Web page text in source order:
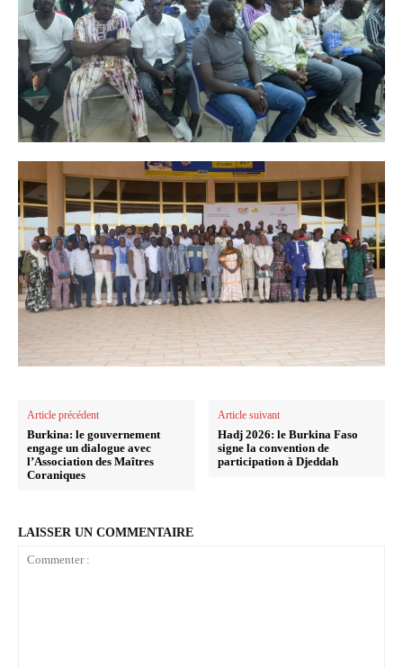
Article précédent
Burkina: le gouvernement
engage un dialogue avec
l’Association des Maîtres
Coraniques
Article suivant
Hadj 2026: le Burkina Faso
signe la convention de
participation à Djeddah
LAISSER UN COMMENTAIRE